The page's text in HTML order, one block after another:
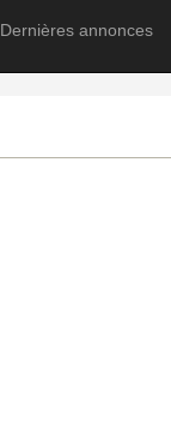
Dernières annonces